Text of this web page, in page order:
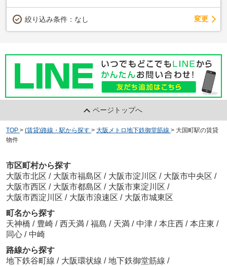
絞り込み条件： なし 変更
ページトップへ
TOP > (賃貸)路線・駅から探す > 大阪メトロ地下鉄御堂筋線 > 大国町駅の賃貸
物件
市区町村から探す
大阪市北区 / 大阪市福島区 / 大阪市淀川区 / 大阪市中央区 /
大阪市西区 / 大阪市都島区 / 大阪市東淀川区 /
大阪市西淀川区 / 大阪市浪速区 / 大阪市城東区
町名から探す
天神橋 / 豊崎 / 西天満 / 福島 / 天満 / 中津 / 本庄西 / 本庄東 /
同心 / 中崎
路線から探す
地下鉄谷町線 / 大阪環状線 / 地下鉄御堂筋線 /